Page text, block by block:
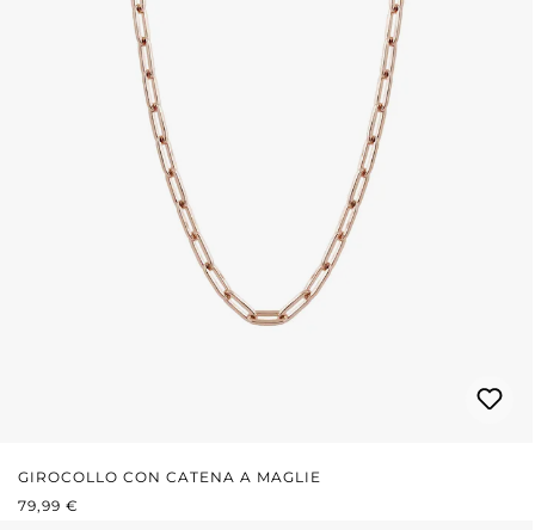
GIROCOLLO CON CATENA A MAGLIE
PREZZO NORMALE:
79,99 €